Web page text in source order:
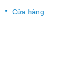
Cửa hàng